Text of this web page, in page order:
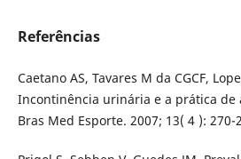
Referências
Caetano AS, Tavares M da CGCF,
Incontinência urinária e a prática de
Bras Med Esporte. 2007; 13( 4 ): 270-